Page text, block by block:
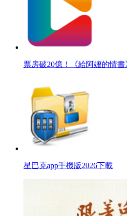
票房破20億！《給阿嬤的情書
星巴克app手機版2026下載